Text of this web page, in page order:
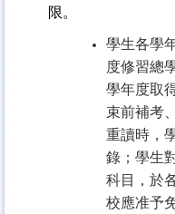
限。
學生各學
度修習總
學年度取
束前補考
重讀時，
錄；學生
科目，於
校應准予